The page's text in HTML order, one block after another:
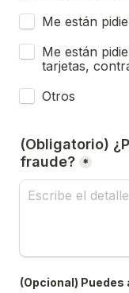
Me están
Me están
tarjetas,
Otros
(Obligatorio)
fraude? *
(Opcional)